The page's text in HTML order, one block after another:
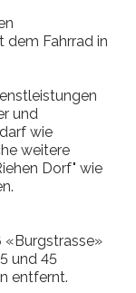
dem Fahrrad in
und
wie
weitere
Dorf" wie
«Burgstrasse»
und 45
entfernt.